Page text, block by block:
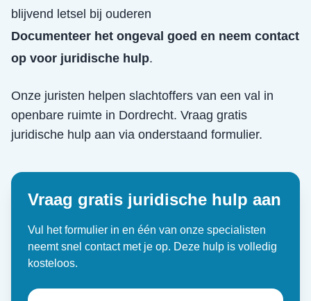
blijvend letsel bij ouderen
Documenteer het ongeval goed en neem contact
op voor juridische hulp.
Onze juristen helpen slachtoffers van een val in
openbare ruimte in Dordrecht. Vraag gratis
juridische hulp aan via onderstaand formulier.
Vraag gratis juridische hulp aan
Vul het formulier in en één van onze specialisten
neemt snel contact met je op. Deze hulp is volledig
kosteloos.